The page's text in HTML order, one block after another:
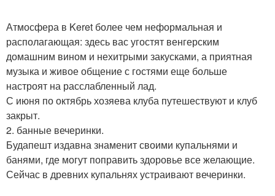
Атмосфера в Keret более чем неформальная и
располагающая: здесь вас угостят венгерским
домашним вином и нехитрыми закусками, а приятная
музыка и живое общение с гостями еще больше
настроят на расслабленный лад.
С июня по октябрь хозяева клуба путешествуют и клуб
закрыт.
2. банные вечеринки.
Будапешт издавна знаменит своими купальнями и
банями, где могут поправить здоровье все желающие.
Сейчас в древних купальнях устраивают вечеринки.